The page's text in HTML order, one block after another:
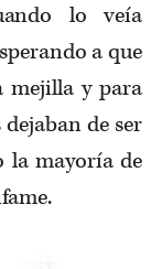
lo veía
a que
mejilla y para
de ser
la mayoría de